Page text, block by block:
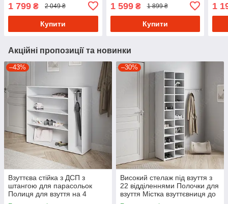
офісу з Ламінованого ДСП
1 799 ₴ 2 049 ₴
Купити
інтер'єрі кімнати
1 599₴ 1 899 ₴
Купити
1
Акційні пропозиції та новинки
–43%
Взуттєва стійка з ДСП з
штангою для парасольок
Полиця для взуття на 4
комірки в передпокій 120 см
–30%
Високий стелаж під взуття з
22 відділеннями Полочки для
взуття Містка взуттєвниця до
передпокою